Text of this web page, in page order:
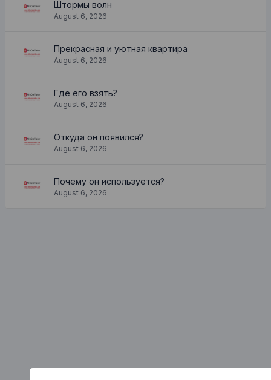
Штормы волн
August 6, 2026
Прекрасная и уютная квартира
August 6, 2026
Где его взять?
August 6, 2026
Откуда он появился?
August 6, 2026
Почему он используется?
August 6, 2026